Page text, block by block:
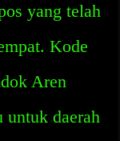
yang telah
Kode
Aren
untuk daerah